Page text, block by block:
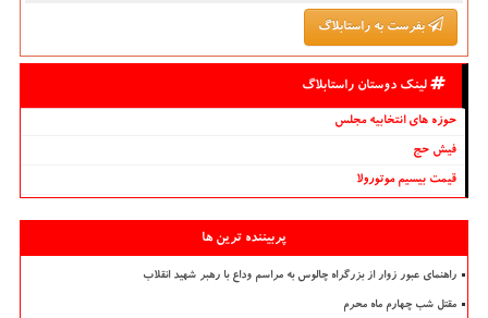
بفرست به راستابلاگ
لینک دوستان راستابلاگ
حوزه های انتخابیه مجلس
فیش حج
قیمت بیسیم موتورولا
پربیننده ترین ها
راهنمای عبور زوار از بزرگراه چالوس به مراسم وداع با رهبر شهید انقلاب
مقتل شب چهارم ماه محرم